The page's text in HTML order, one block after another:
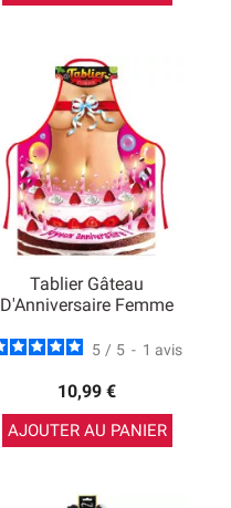
Tablier Gâteau
D'Anniversaire Femme
5 / 5 - 1 avis
10,99 €
AJOUTER AU PANIER